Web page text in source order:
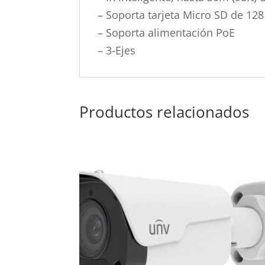
– Soporta tarjeta Micro SD de
– Soporta alimentación PoE
– 3-Ejes
Productos relacionados